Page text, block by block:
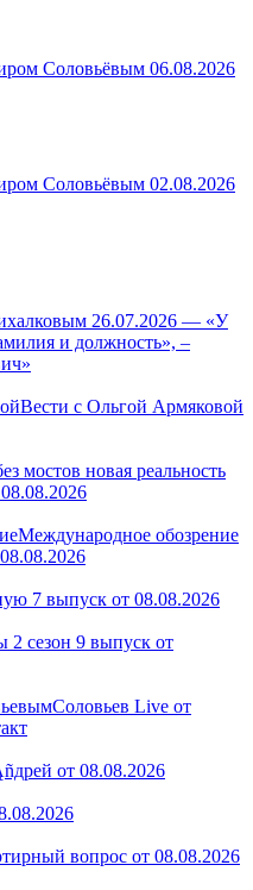
Соловьёвым 06.08.2026
Соловьёвым 02.08.2026
26.07.2026 — «У
и должность», –
Вести с Ольгой Армяковой
мостов новая реальность
Международное обозрение
7 выпуск от 08.08.2026
2 сезон 9 выпуск от
Соловьев Live от
от 08.08.2026
вопрос от 08.08.2026